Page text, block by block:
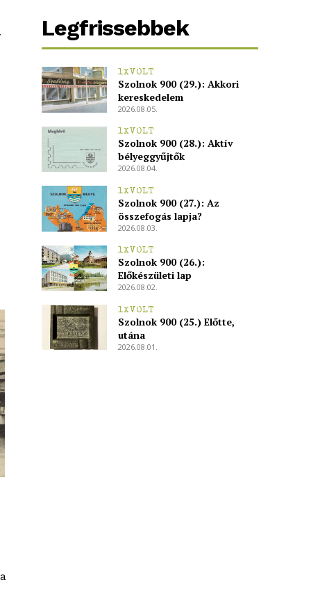
Legfrissebbek
1XVOLT
Szolnok 900 (29.): Akkori
kereskedelem
2026.08.05.
1XVOLT
Szolnok 900 (28.): Aktív
bélyeggyűjtők
2026.08.04.
1XVOLT
Szolnok 900 (27.): Az
összefogás lapja?
2026.08.03.
1XVOLT
Szolnok 900 (26.):
Előkészületi lap
2026.08.02.
1XVOLT
Szolnok 900 (25.) Előtte,
utána
2026.08.01.